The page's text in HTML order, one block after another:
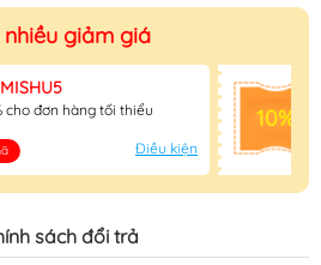
nhiều giảm giá
cho đơn hàng tối thiểu
Điều kiện
10%
sách đổi trả